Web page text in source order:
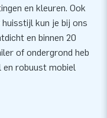
en kleuren. Ook
kun je bij ons
en binnen 20
of ondergrond heb
en robuust mobiel